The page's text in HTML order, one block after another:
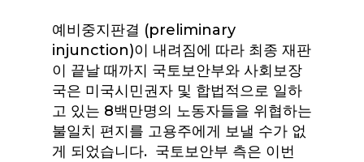
예비중지판결 (preliminary
injunction)이 내려짐에 따라 최종 재판
이 끝날 때까지 국토보안부와 사회보장
국은 미국시민권자 및 합법적으로 일하
고 있는 8백만명의 노동자들을 위협하는
불일치 편지를 고용주에게 보낼 수가 없
게 되었습니다. 국토보안부 측은 이번